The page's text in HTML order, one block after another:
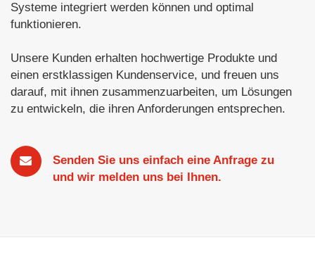
Systeme integriert werden können und optimal
funktionieren.
Unsere Kunden erhalten hochwertige Produkte und
einen erstklassigen Kundenservice, und freuen uns
darauf, mit ihnen zusammenzuarbeiten, um Lösungen
zu entwickeln, die ihren Anforderungen entsprechen.
Senden Sie uns einfach eine Anfrage zu
und wir melden uns bei Ihnen.